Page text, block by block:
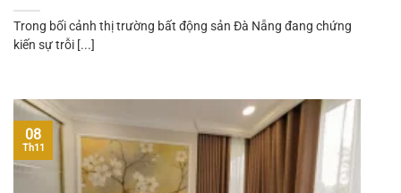
Trong bối cảnh thị trường bất động sản Đà Nẵng đang chứng
kiến sự trỗi [...]
08
Th11